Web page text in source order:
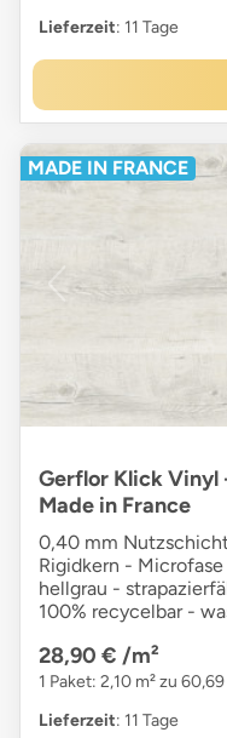
Lieferzeit: 11 Tage
MADE IN FRANCE
Gerflor Klick Vinyl
Made in France
0,40 mm
Rigidkern -
hellgrau -
100% recycelbar -
28,90 € /m²
1 Paket: 2,10 m² zu
Lieferzeit: 11 Tage